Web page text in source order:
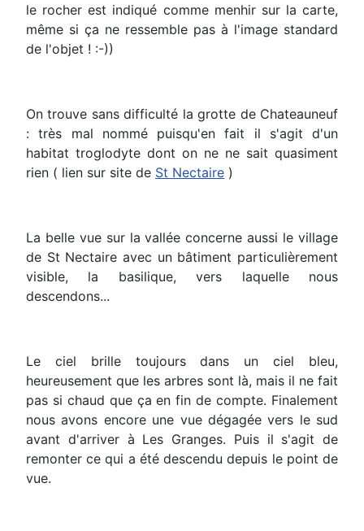
le rocher est indiqué comme menhir sur la carte,
même si ça ne ressemble pas à l'image standard
de l'objet ! :-))
On trouve sans difficulté la grotte de Chateauneuf
: très mal nommé puisqu'en fait il s'agit d'un
habitat troglodyte dont on ne ne sait quasiment
rien ( lien sur site de St Nectaire )
La belle vue sur la vallée concerne aussi le village
de St Nectaire avec un bâtiment particulièrement
visible, la basilique, vers laquelle nous
descendons...
Le ciel brille toujours dans un ciel bleu,
heureusement que les arbres sont là, mais il ne fait
pas si chaud que ça en fin de compte. Finalement
nous avons encore une vue dégagée vers le sud
avant d'arriver à Les Granges. Puis il s'agit de
remonter ce qui a été descendu depuis le point de
vue.